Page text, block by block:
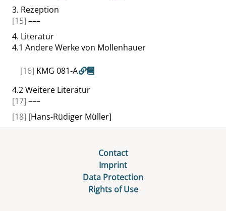
3. Rezeption
[15] –––
4. Literatur
4.1 Andere Werke von Mollenhauer
[16] KMG 081-A
4.2Weitere Literatur
[17] –––
[18] [Hans-Rüdiger Müller]
Contact
Imprint
Data Protection
Rights of Use